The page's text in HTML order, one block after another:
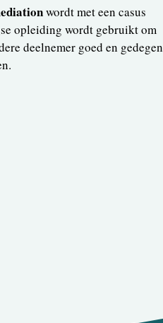
wordt met een casus
opleiding wordt gebruikt om
deelnemer goed en gedegen